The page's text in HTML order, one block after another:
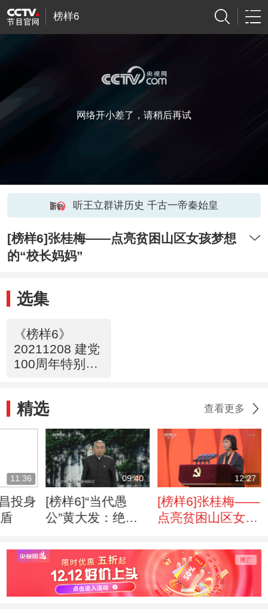
榜样6
网络开小差了，请稍后再试
听王立群讲历史 千古一帝秦始皇
[榜样6]张桂梅——点亮贫困山区女孩梦想
的“校长妈妈”
选集
《榜样6》
20211208 建党
100周年特别节
精选 查看更多
11:36
投身
09:40
[榜样6]“当代愚
公”黄大发：绝壁
12:27
[榜样6]张桂梅——
点亮贫困山区女孩